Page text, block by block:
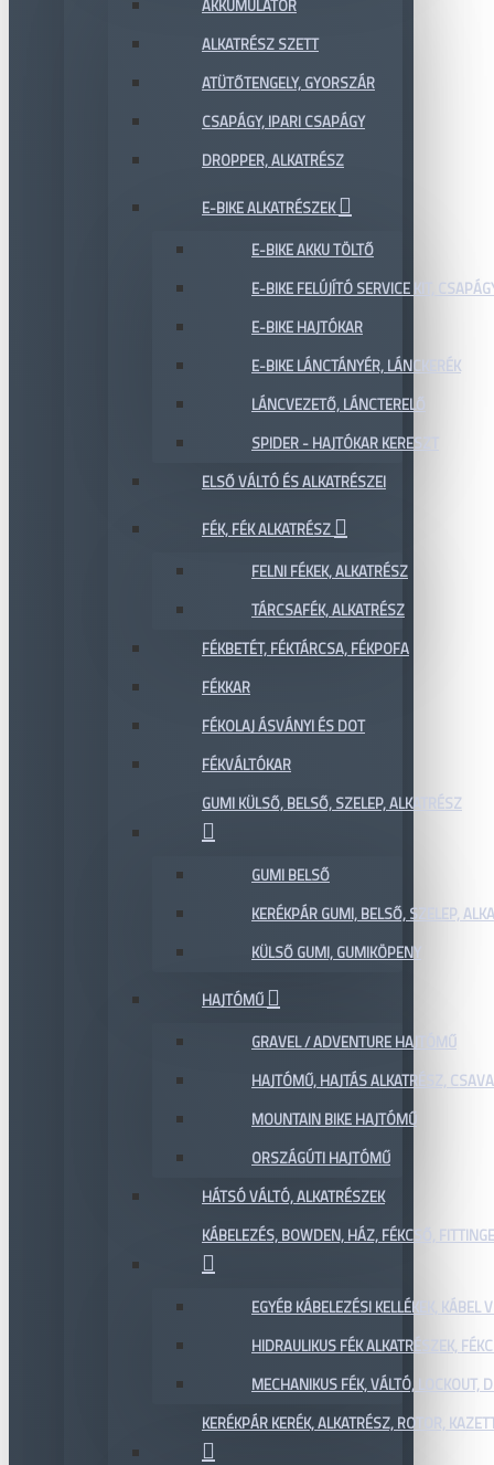
AKKUMULÁTOR
ALKATRÉSZ SZETT
ATÜTŐTENGELY, GYORSZÁR
CSAPÁGY, IPARI CSAPÁGY
DROPPER, ALKATRÉSZ
E-BIKE ALKATRÉSZEK
E-BIKE AKKU TÖLTŐ
E-BIKE FELÚJÍTÓ SERVICE KIT,
E-BIKE HAJTÓKAR
E-BIKE LÁNCTÁNYÉR, LÁNCKERÉK
LÁNCVEZETŐ, LÁNCTERELŐ
SPIDER - HAJTÓKAR KERESZT
ELSŐ VÁLTÓ ÉS ALKATRÉSZEI
FÉK, FÉK ALKATRÉSZ
FELNI FÉKEK, ALKATRÉSZ
TÁRCSAFÉK, ALKATRÉSZ
FÉKBETÉT, FÉKTÁRCSA, FÉKPOFA
FÉKKAR
FÉKOLAJ ÁSVÁNYI ÉS DOT
FÉKVÁLTÓKAR
GUMI KÜLSŐ, BELSŐ, SZELEP, ALKATRÉSZ
GUMI BELSŐ
KERÉKPÁR GUMI, BELSŐ, SZELEP,
KÜLSŐ GUMI, GUMIKÖPENY
HAJTÓMŰ
GRAVEL / ADVENTURE HAJTÓMŰ
HAJTÓMŰ, HAJTÁS ALKATRÉSZ,
MOUNTAIN BIKE HAJTÓMŰ
ORSZÁGÚTI HAJTÓMŰ
HÁTSÓ VÁLTÓ, ALKATRÉSZEK
KÁBELEZÉS, BOWDEN, HÁZ, FÉKCSŐ,
EGYÉB KÁBELEZÉSI KELLÉKEK,
HIDRAULIKUS FÉK ALKATRÉSZEK,
MECHANIKUS FÉK, VÁLTÓ, LOCKOUT,
KERÉKPÁR KERÉK, ALKATRÉSZ, ROTOR,